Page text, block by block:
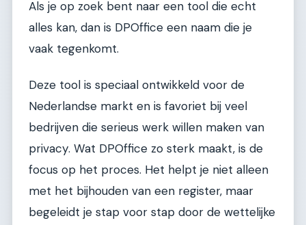
Als je op zoek bent naar een tool die echt
alles kan, dan is DPOffice een naam die je
vaak tegenkomt.
Deze tool is speciaal ontwikkeld voor de
Nederlandse markt en is favoriet bij veel
bedrijven die serieus werk willen maken van
privacy. Wat DPOffice zo sterk maakt, is de
focus op het proces. Het helpt je niet alleen
met het bijhouden van een register, maar
begeleidt je stap voor stap door de wettelijke